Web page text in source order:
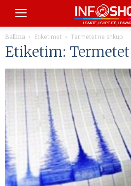
Ballina Etiketimet Termetet ne shkup
Etiketim: